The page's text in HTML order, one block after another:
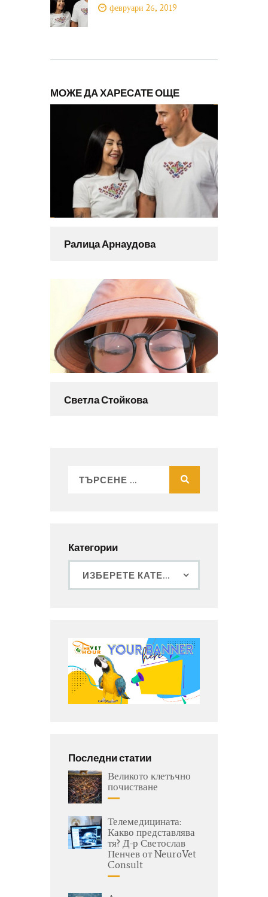
февруари 26, 2019
МОЖЕ ДА ХАРЕСАТЕ ОЩЕ
Ралица Арнаудова
Светла Стойкова
Категории
Последни статии
Великото клетъчно
почистване
Телемедицината:
Какво представлява
тя? Д-р Светослав
Пенчев от NeuroVet
Consult